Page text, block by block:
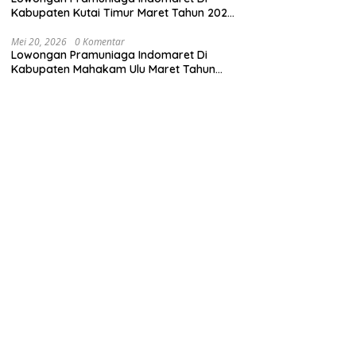
Kabupaten Kutai Timur Maret Tahun 2025
Mei 20, 2026 0 Komentar
Lowongan Pramuniaga Indomaret Di
Kabupaten Mahakam Ulu Maret Tahun